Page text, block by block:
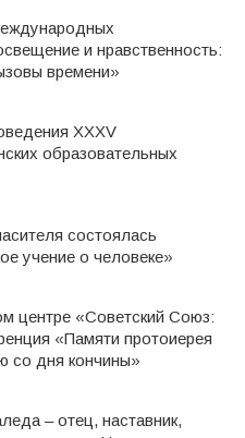
и нравственность:
времени»
XXXV
образовательных
состоялась
учение о человеке»
центре «Советский Союз:
«Памяти протоиерея
со дня кончины»
– отец, наставник,